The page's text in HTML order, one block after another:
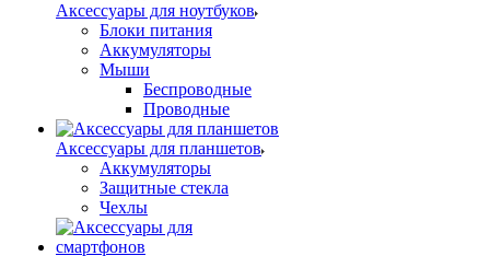
Аксессуары для ноутбуков
Блоки питания
Аккумуляторы
Мыши
Беспроводные
Проводные
Аксессуары для планшетов
Аккумуляторы
Защитные стекла
Чехлы